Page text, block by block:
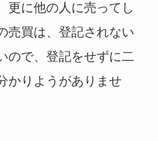
更に他の人に売ってし
売買は、登記されない
ので、登記をせずに二
かりようがありませ